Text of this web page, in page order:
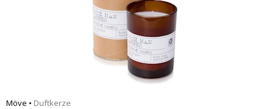
Möve • Duftkerze